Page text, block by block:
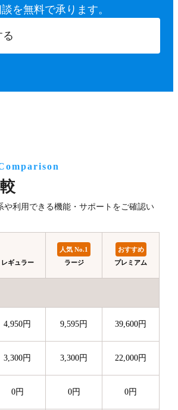
を無料で承ります。
や利用できる機能・サポートをご確認い
レギュラー
人気 No.1
ラージ
おすすめ
プレミアム
4,950円 9,595円 39,600円
3,300円 3,300円 22,000円
0円 0円 0円